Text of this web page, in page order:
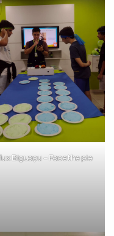
Biguaçu – Face the pie